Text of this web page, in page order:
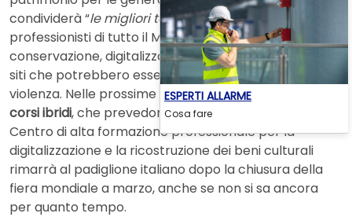
condividerà “le migliori tecnologie” per formare
professionisti di tutto il Mediterraneo nella
conservazione, digitalizzazione e restauro di oggetti e
siti che potrebbero essere persi a causa della
violenza. Nelle prossime settimane saranno lanciati
corsi ibridi, che prevedono sessioni online e dal vivo. Il
Centro di alta formazione professionale per la
digitalizzazione e la ricostruzione dei beni culturali
rimarrà al padiglione italiano dopo la chiusura della
fiera mondiale a marzo, anche se non si sa ancora
per quanto tempo.
ESPERTI ALLARME
Cosa fare